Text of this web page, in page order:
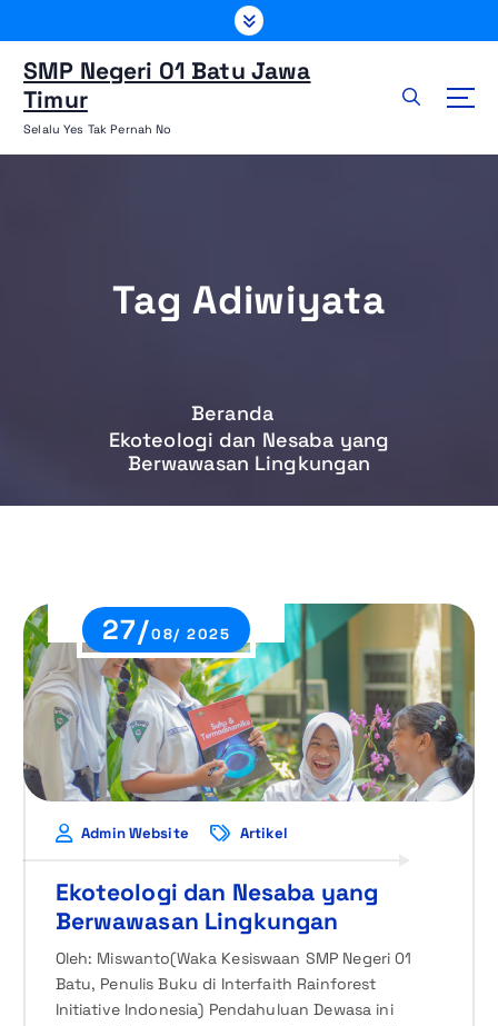
e
SMP Negeri 01 Batu Jawa
Timur
Selalu Yes Tak Pernah No
Tag Adiwiyata
Beranda
Ekoteologi dan Nesaba yang
Berwawasan Lingkungan
27/08/ 2025
Admin Website Artikel
Ekoteologi dan Nesaba yang
Berwawasan Lingkungan
Oleh: Miswanto(Waka Kesiswaan SMP Negeri 01
Batu, Penulis Buku di Interfaith Rainforest
Initiative Indonesia) Pendahuluan Dewasa ini